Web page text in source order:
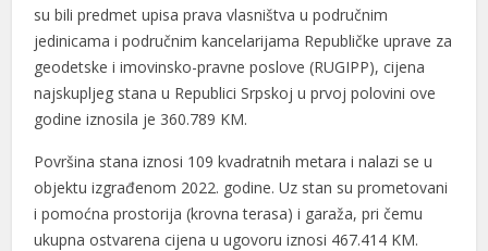
su bili predmet upisa prava vlasništva u područnim
jedinicama i područnim kancelarijama Republičke uprave za
geodetske i imovinsko-pravne poslove (RUGIPP), cijena
najskupljeg stana u Republici Srpskoj u prvoj polovini ove
godine iznosila je 360.789 KM.
Površina stana iznosi 109 kvadratnih metara i nalazi se u
objektu izgrađenom 2022. godine. Uz stan su prometovani
i pomoćna prostorija (krovna terasa) i garaža, pri čemu
ukupna ostvarena cijena u ugovoru iznosi 467.414 KM.